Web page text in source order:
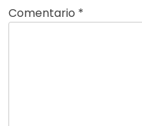
Comentario *